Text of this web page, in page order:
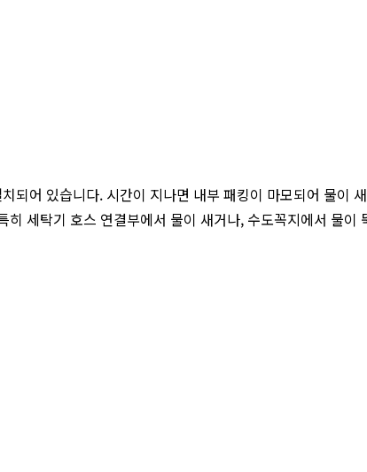
되어 있습니다. 시간이 지나면 내부 패킹이 마모되어 물이
세탁기 호스 연결부에서 물이 새거나, 수도꼭지에서 물이